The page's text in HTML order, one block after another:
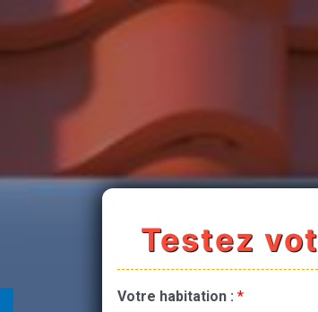
Testez
Votre habitation : *